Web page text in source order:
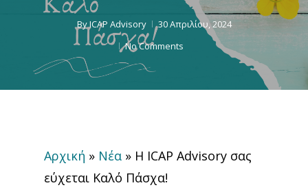
ByICAP Advisory
30 Απριλίου, 2024
No Comments
Αρχική » Νέα » H ICAP Advisory σας
εύχεται Καλό Πάσχα!